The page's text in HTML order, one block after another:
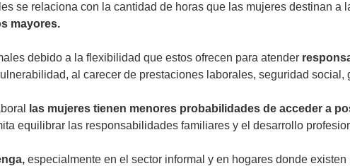
se relaciona con la cantidad de horas que las mujeres destinan a
mayores.
debido a la flexibilidad que estos ofrecen para atender
al carecer de prestaciones laborales, seguridad
las mujeres tienen menores probabilidades de acceder a
equilibrar las responsabilidades familiares y el desarrollo
especialmente en el sector informal y en hogares donde